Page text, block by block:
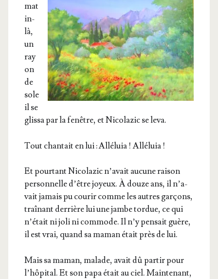
mat
in-
là,
un
ray
on
de
sole
il se
glis­sa par la fenêtre, et Nico­la­zic se leva.
Tout chan­tait en lui : Allé­luia ! Alléluia !
Et pour­tant Nico­la­zic n’a­vait aucune rai­son
per­son­nelle d’être joyeux. À douze ans, il n’a­
vait jamais pu cou­rir comme les autres gar­çons,
traî­nant der­rière lui une jambe tor­due, ce qui
n’é­tait ni joli ni com­mode. Il n’y pen­sait guère,
il est vrai, quand sa maman était près de lui.
Mais sa maman, malade, avait dû par­tir pour
l’hô­pi­tal. Et son papa était au ciel. Main­te­nant,